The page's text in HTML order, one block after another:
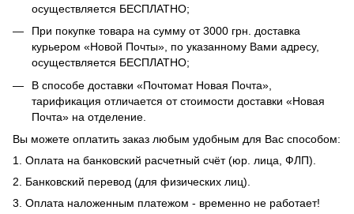
осуществляется БЕСПЛАТНО;
При покупке товара на сумму от 3000 грн. доставка
курьером «Новой Почты», по указанному Вами адресу,
осуществляется БЕСПЛАТНО;
В способе доставки «Почтомат Новая Почта»,
тарификация отличается от стоимости доставки «Новая
Почта» на отделение.
Вы можете оплатить заказ любым удобным для Вас способом:
1. Оплата на банковский расчетный счёт (юр. лица, ФЛП).
2. Банковский перевод (для физических лиц).
3. Оплата наложенным платежом - временно не работает!